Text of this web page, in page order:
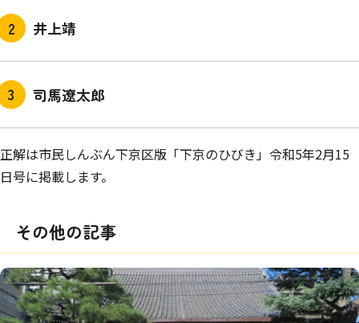
井上靖
司馬遼太郎
正解は市民しんぶん下京区版「下京のひびき」令和5年2月15
日号に掲載します。
その他の記事